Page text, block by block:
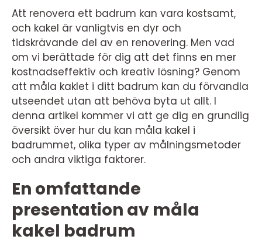
Att renovera ett badrum kan vara kostsamt,
och kakel är vanligtvis en dyr och
tidskrävande del av en renovering. Men vad
om vi berättade för dig att det finns en mer
kostnadseffektiv och kreativ lösning? Genom
att måla kaklet i ditt badrum kan du förvandla
utseendet utan att behöva byta ut allt. I
denna artikel kommer vi att ge dig en grundlig
översikt över hur du kan måla kakel i
badrummet, olika typer av målningsmetoder
och andra viktiga faktorer.
En omfattande
presentation av måla
kakel badrum